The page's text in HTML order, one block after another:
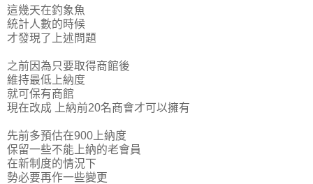
這幾天在釣象魚
統計人數的時候
才發現了上述問題
之前因為只要取得商館後
維持最低上納度
就可保有商館
現在改成 上納前20名商會才可以擁有
先前多預估在900上納度
保留一些不能上納的老會員
在新制度的情況下
勢必要再作一些變更